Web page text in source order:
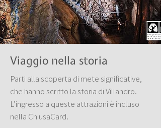
Viaggio nella storia
Parti alla scoperta di mete significative,
che hanno scritto la storia di Villandro.
L’ingresso a queste attrazioni è incluso
nella ChiusaCard.